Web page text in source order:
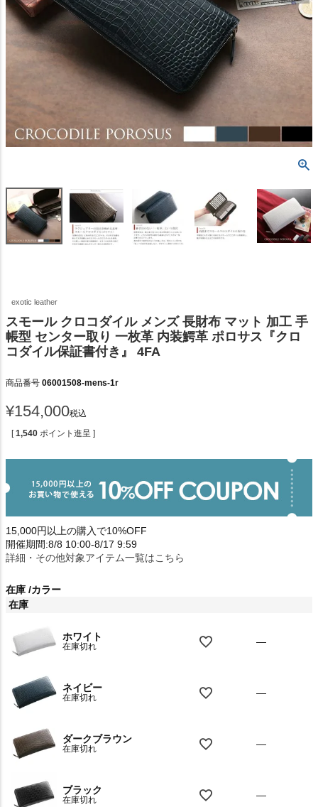
exotic leather
スモール クロコダイル メンズ 長財布 マット 加工 手
帳型 センター取り 一枚革 内装鰐革 ポロサス『クロ
コダイル保証書付き』 4FA
商品番号 06001508-mens-1r
¥154,000税込
[ 1,540 ポイント進呈 ]
15,000円以上の購入で10%OFF
開催期間:8/8 10:00-8/17 9:59
詳細・その他対象アイテム一覧はこちら
在庫 カラー
在庫
ホワイト
在庫切れ —
ネイビー
在庫切れ —
ダークブラウン
在庫切れ —
ブラック
在庫切れ —